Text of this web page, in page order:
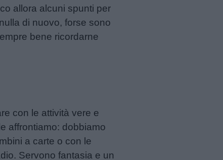
allora alcuni spunti per
di nuovo, forse sono
bene ricordarne
con le attività vere e
affrontiamo: dobbiamo
a carte o con le
Servono fantasia e un